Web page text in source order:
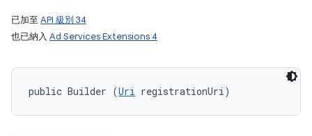
已加至 API 級別 34
也已納入 Ad Services Extensions 4
public Builder (Uri registrationUri)